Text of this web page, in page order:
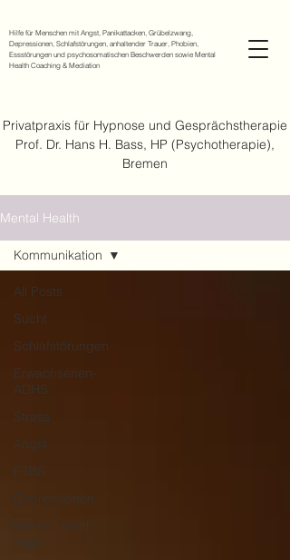
Hilfe für Menschen mit Angst, Panikattacken, Grübelzwang,
Depressionen, Schlafstörungen, anhaltender Trauer, Phobien,
Essstörungen und psychosomatischen Beschwerden sowie Mental
Health Coaching & Mediation
Privatpraxis für Hypnose und Gesprächstherapie
Prof. Dr. Hans H. Bass, HP (Psychotherapie),
Bremen
Mental Health
All Posts
Sucht
Schlafstörungen
Erwachsenen-
ADHS
Stress
Angst
PTBS
Depressionen
Mental Health
Yoga
Kommunikation